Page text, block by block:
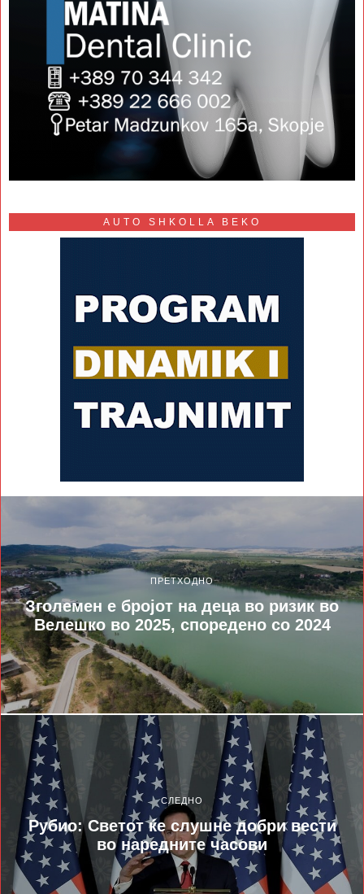
AUTO SHKOLLA BEKO
ПРЕТХОДНО
Зголемен е бројот на деца во ризик во
Велешко во 2025, споредено со 2024
СЛЕДНО
Рубио: Светот ќе слушне добри вести
во наредните часови